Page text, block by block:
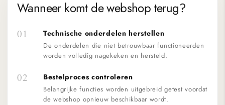
Wanneer komt de webshop terug?
01 Technische onderdelen herstellen
De onderdelen die niet betrouwbaar functioneerden
worden volledig nagekeken en hersteld.
02 Bestelproces controleren
Belangrijke functies worden uitgebreid getest voordat
de webshop opnieuw beschikbaar wordt.